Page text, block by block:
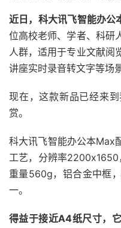
近日，科大讯飞智能办公
位高校老师、学者、科研
人群，适用于专业文献阅
讲座实时录音转文字等场景
现在，这款新品已经来
赏。
科大讯飞智能办公本Max
工艺，分辨率2200x1650
重量560g，铝合金中框
一。
得益于接近A4纸尺寸，